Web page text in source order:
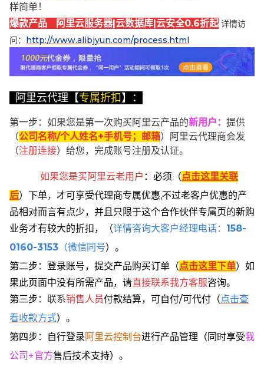
样简单！
爆款产品 阿里云服务器|云数据库|云安全0.6折起 详情访
问： http://www.alibjyun.com/process.html
阿里云代理【专属折扣】：
第一步：如果您是第一次购买阿里云产品的新用户 ： 提供
（公司名称/个人姓名+手机号；邮箱）阿里云代理商会发
（注册连接）给您，完成账号注册及认证。
如果您是买阿里云老用户 ： 必须 （点击这里关联
后） 下单， 才可享受代理商专属优惠,不过老客户优惠的产
品相对而言有点少，并且只限于这个合作伙伴专属页的新购
业务才有较大的折扣，
（详情咨询大客户经理电话： 158-
0160-3153 （微信同号）。
第二步：登录账号，提交产品购买订单（点击这里下单） 如
果此页面中没有所需产品，请直接联系我方客服咨询。
第三步： 联系销售人员付款结算，可自付/可代付（点击查
看收款方式）。
第四步：自行登录阿里云控制台进行产品管理（同时享受我
公司+官方售后技术支持）。